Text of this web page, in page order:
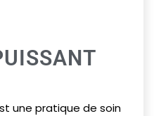
une pratique de soin